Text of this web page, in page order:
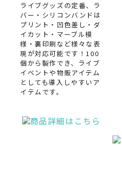
ライブグッズの定番、ラ
バー・シリコンバンドは
プリント・凹色差し・ダ
イカット・マーブル模
様・裏印刷など様々な表
現が対応可能です！100
個から製作でき、ライブ
イベントや物販アイテム
としても導入しやすいア
イテムです。